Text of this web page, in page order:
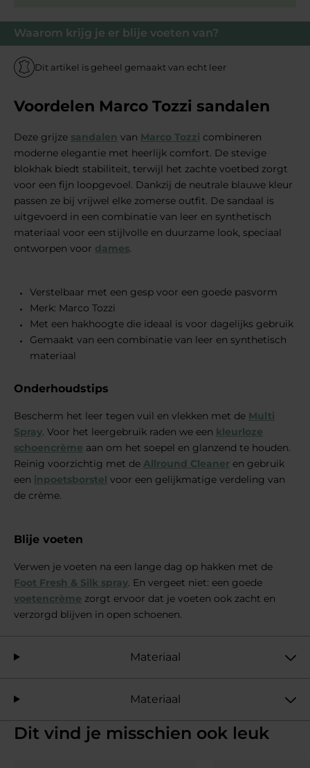
Waarom krijg je er blije voeten van?
Dit artikel is geheel gemaakt van echt leer
Voordelen Marco Tozzi sandalen
Deze grijze sandalen van Marco Tozzi combineren
moderne elegantie met heerlijk comfort. De stevige
blokhak biedt stabiliteit, terwijl het zachte voetbed zorgt
voor een fijn loopgevoel. Dankzij de neutrale blauwe kleur
passen ze bij vrijwel elke zomerse outfit. De sandaal is
uitgevoerd in een combinatie van leer en synthetisch
materiaal voor een stijlvolle en duurzame look, speciaal
ontworpen voor dames.
Verstelbaar met een gesp voor een goede pasvorm
Merk: Marco Tozzi
Met een hakhoogte die ideaal is voor dagelijks gebruik
Gemaakt van een combinatie van leer en synthetisch
materiaal
Onderhoudstips
Bescherm het leer tegen vuil en vlekken met de Multi
Spray. Voor het leergebruik raden we een kleurloze
schoencrème aan om het soepel en glanzend te houden.
Reinig voorzichtig met de Allround Cleaner en gebruik
een inpoetsborstel voor een gelijkmatige verdeling van
de crème.
Blije voeten
Verwen je voeten na een lange dag op hakken met de
Foot Fresh & Silk spray. En vergeet niet: een goede
voetencrème zorgt ervoor dat je voeten ook zacht en
verzorgd blijven in open schoenen.
Materiaal
Materiaal
Dit vind je misschien ook leuk